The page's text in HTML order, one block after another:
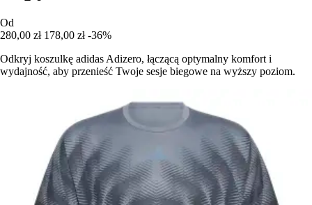
Od
280,00 zł 178,00 zł -36%
Odkryj koszulkę adidas Adizero, łączącą optymalny komfort i
wydajność, aby przenieść Twoje sesje biegowe na wyższy poziom.